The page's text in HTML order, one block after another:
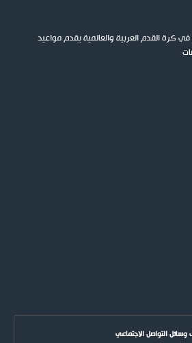
القدم العربية والعالمية يقدم مواعيد
وسائل التواصل الاجتماعي